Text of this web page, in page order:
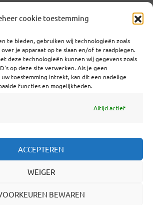
cookie toestemming
te bieden, gebruiken wij technologieën zoals
je apparaat op te slaan en/of te raadplegen.
deze technologieën kunnen wij gegevens zoals
op deze site verwerken. Als je geen
toestemming intrekt, kan dit een nadelige
functies en mogelijkheden.
Altijd actief
ACCEPTEREN
WEIGER
BEWAREN
Persbureau U.A. | Salzburg 29 |
| KvK: 55573592 |Btw: